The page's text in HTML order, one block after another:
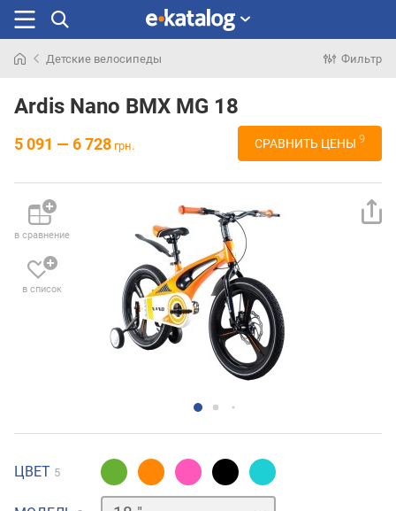
раньше
Детские велосипеды Фильтр
Ardis Nano BMX MG 18
5 091 — 6 728 грн. СРАВНИТЬ ЦЕНЫ 9
в сравнение
в список
ЦВЕТ 5
16 "